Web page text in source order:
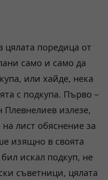
цялата поредица от
само и само да
или хайде, нека
с подкупа. Първо –
Плевнелиев излезе,
лист обяснение за
изящно в своята
искал подкуп, не
съветници, цялата